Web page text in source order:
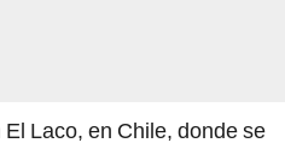
Laco, en Chile, donde se